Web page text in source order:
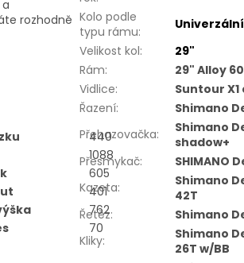
rozhodně
440
1088
605
401
762
70
Kolo podle
typu rámu:
Univerzální
Velikost kol:
29"
Rám:
29" Alloy
Vidlice:
Suntour X1
Řazení:
Shimano
Přehazovačka:
Shimano
shadow+
Přesmykač:
SHIMANO
Kazeta:
Shimano
42T
Řetěz:
Shimano
Kliky:
Shimano
26T w/BB